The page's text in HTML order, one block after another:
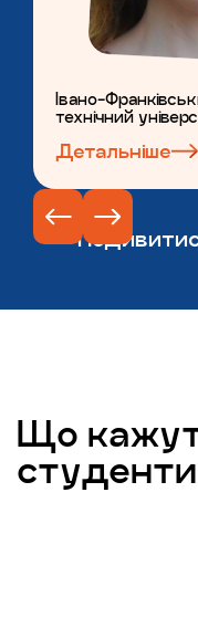
Івано-
технічний
Детальніше
Що
студенти